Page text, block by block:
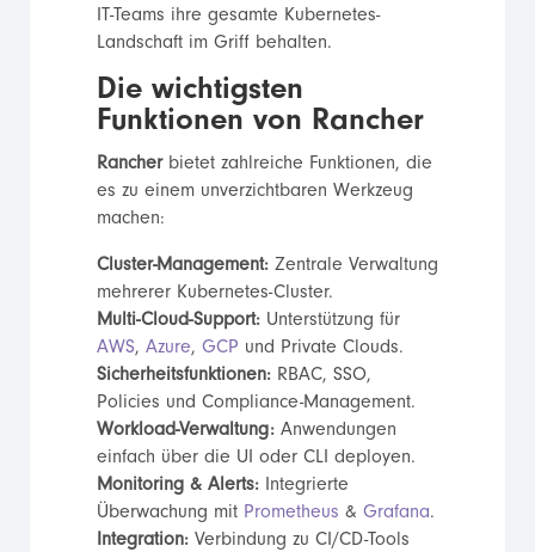
IT-Teams ihre gesamte Kubernetes-
Landschaft im Griff behalten.
Die wichtigsten
Funktionen von Rancher
Rancherbietet zahlreiche Funktionen, die
es zu einem unverzichtbaren Werkzeug
machen:
Cluster-Management:Zentrale Verwaltung
mehrerer Kubernetes-Cluster.
Multi-Cloud-Support:Unterstützung für
AWS, Azure, GCP und Private Clouds.
Sicherheitsfunktionen:RBAC, SSO,
Policies und Compliance-Management.
Workload-Verwaltung:Anwendungen
einfach über die UI oder CLI deployen.
Monitoring & Alerts:Integrierte
Überwachung mit Prometheus & Grafana.
Integration:Verbindung zu CI/CD-Tools